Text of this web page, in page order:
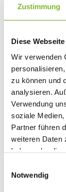
Zustimmung
Diese
Wir verwenden
zu können und
analysieren.
Verwendung
soziale
Partner führen
weiteren Daten
haben oder die
Notwendig
innerhalb der
Dänemark
Gebiete und
Athos),
Italien (außer
Lettland,
Niederlande
Österreich,
Slowakei,
Inseln, Ceuta
Ungarn,
Die Lieferung